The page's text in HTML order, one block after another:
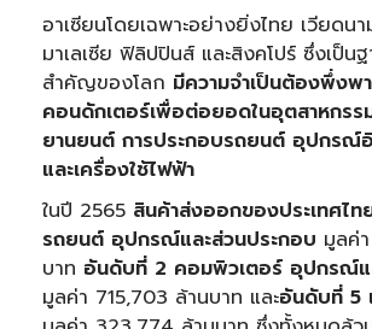
อาเซียนโดยเฉพาะอย่างยิ่งไทย เวียดน
มาเลเซีย ฟิลิปปินส์ และสิงคโปร์ ซึ่งเป็น
สำคัญของโลก มีความจำเป็นต้องพึ่งพา
คอนดักเตอร์เพื่อต่อยอดในอุตสาหกร
ยานยนต์ การประกอบรถยนต์ อุปกรณ์
และเครื่องใช้ไฟฟ้า
ในปี 2565 สินค้าส่งออกของประเทศไ
รถยนต์ อุปกรณ์และส่วนประกอบ มูลค่
บาท อันดับที่ 2 คอมพิวเตอร์ อุปกรณ์แ
มูลค่า 715,703 ล้านบาท และอันดับที่ 5